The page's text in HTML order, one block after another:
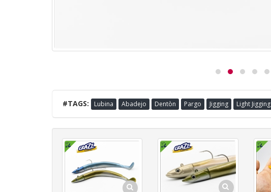
#TAGS: Lubina Abadejo Dentòn Pargo Jigging Light Jigging